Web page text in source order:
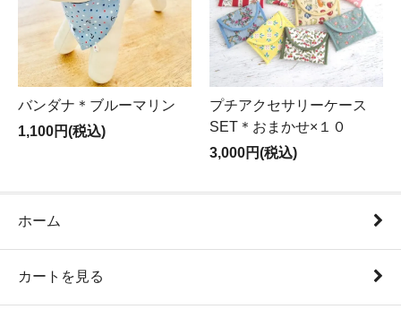
バンダナ＊ブルーマリン
1,100円(税込)
プチアクセサリーケース
SET＊おまかせ×１０
3,000円(税込)
ホーム
カートを見る